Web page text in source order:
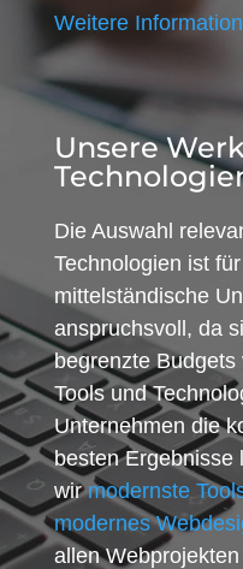
Weitere
Unsere
Die Auswahl
Technologien ist
mittelständische
anspruchsvoll, da
begrenzte
Tools und
Unternehmen die
besten Ergebnisse
wirmodernste
modernes
allen